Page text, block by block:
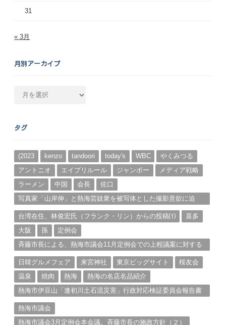
31
« 3月
月別アーカイブ
カ
ブ
タグ
(2023 kenzo tandoori today's WBC
やくみつる
アントニオ
エイプリルール ジャンボー
メディア戦略
ラーメン
中国 会長
佐口
写真家「山岸伸」と熱海芸妓衆を被写体とした撮影意欲に迫
台湾在住、林俊宏氏（フランク・リン）からの投稿⑴
喜多
大阪
孫
定例会
斉藤市長による、熱海市議会11月定例会での上程議案に対する
日韓グルメフェア
来宮神社 東京ビッグサイト
桜友会
温泉
焼肉 熱海
熱海の名店名品紹介
熱海市伊豆山「逢初川土石流災害」行政対応検証委員会報告書
熱海市議会
熱海市議会3月定例会本会議。斉藤市長の施政方針（２）